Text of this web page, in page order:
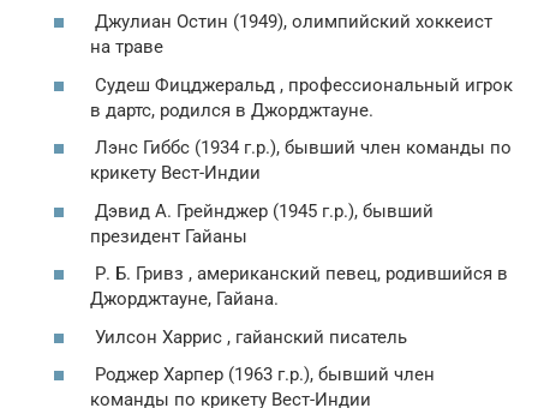
Джулиан Остин (1949), олимпийский хоккеист
на траве
Судеш Фицджеральд , профессиональный игрок
в дартс, родился в Джорджтауне.
Лэнс Гиббс (1934 г.р.), бывший член команды по
крикету Вест-Индии
Дэвид А. Грейнджер (1945 г.р.), бывший
президент Гайаны
Р. Б. Гривз , американский певец, родившийся в
Джорджтауне, Гайана.
Уилсон Харрис , гайанский писатель
Роджер Харпер (1963 г.р.), бывший член
команды по крикету Вест-Индии